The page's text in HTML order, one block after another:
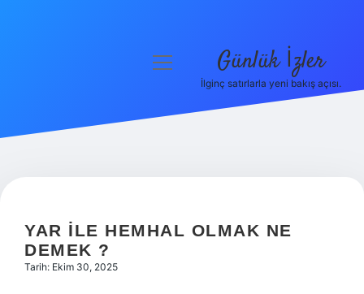
Hakkımızda
menüyü
Günlük İzler
İlginç satırlarla yeni bakış açısı.
YAR ILE HEMHAL OLMAK NE
DEMEK ?
Tarih: Ekim 30, 2025